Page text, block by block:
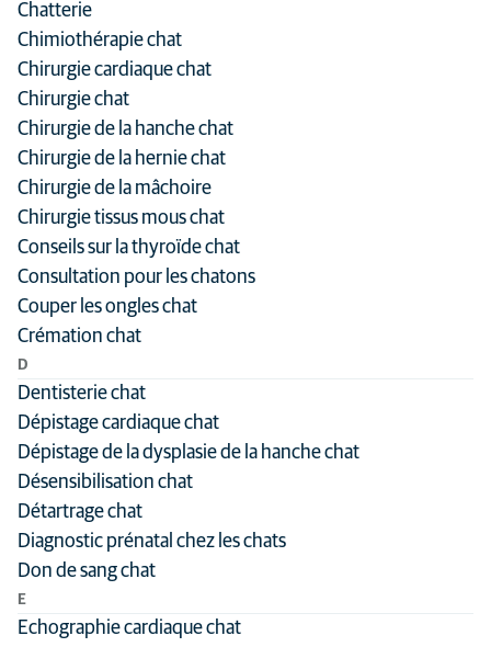
Médecine vétérinaire générale
Neurologie
Oncologie
Orthopédie
Reproduction
Senior
Specialty practice
Chatterie
Chimiothérapie chat
Chirurgie cardiaque chat
Chirurgie chat
Chirurgie de la hanche chat
Chirurgie de la hernie chat
Chirurgie de la mâchoire
Chirurgie tissus mous chat
Conseils sur la thyroïde chat
Consultation pour les chatons
Couper les ongles chat
Crémation chat
D
Dentisterie chat
Dépistage cardiaque chat
Dépistage de la dysplasie de la hanche chat
Désensibilisation chat
Détartrage chat
Diagnostic prénatal chez les chats
Don de sang chat
E
Echographie cardiaque chat